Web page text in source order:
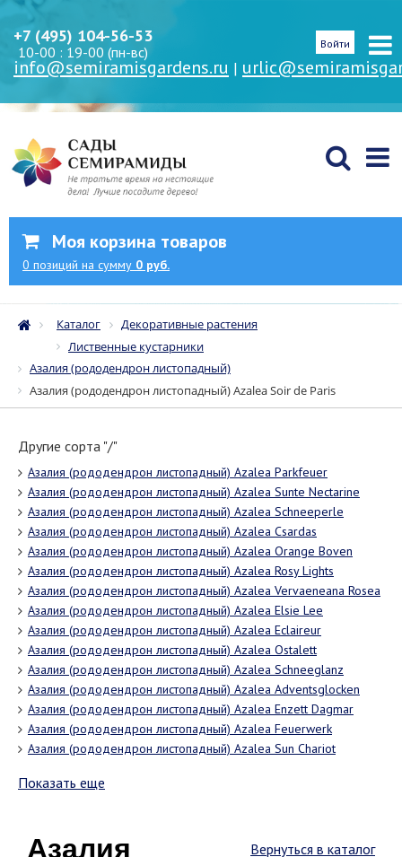
+7 (495) 104-56-53
10-00 : 19-00 (пн-вс)
info@semiramisgardens.ru |
Войти
Моя корзина товаров
0 позиций на сумму 0 руб.
Каталог
Декоративные растения
Лиственные кустарники
Азалия (рододендрон листопадный)
Азалия (рододендрон листопадный) Azalea Soir de Paris
Другие сорта "/"
Азалия (рододендрон листопадный) Azalea Parkfeuer
Азалия (рододендрон листопадный) Azalea Sunte Nectarine
Азалия (рододендрон листопадный) Azalea Schneeperle
Азалия (рододендрон листопадный) Azalea Csardas
Азалия (рододендрон листопадный) Azalea Orange Boven
Азалия (рододендрон листопадный) Azalea Rosy Lights
Азалия (рододендрон листопадный) Azalea Vervaeneana Rosea
Азалия (рододендрон листопадный) Azalea Elsie Lee
Азалия (рододендрон листопадный) Azalea Eclaireur
Азалия (рододендрон листопадный) Azalea Ostalett
Азалия (рододендрон листопадный) Azalea Schneeglanz
Азалия (рододендрон листопадный) Azalea Adventsglocken
Азалия (рододендрон листопадный) Azalea Enzett Dagmar
Азалия (рододендрон листопадный) Azalea Feuerwerk
Азалия (рододендрон листопадный) Azalea Sun Chariot
Показать еще
Вернуться в каталог
Азалия